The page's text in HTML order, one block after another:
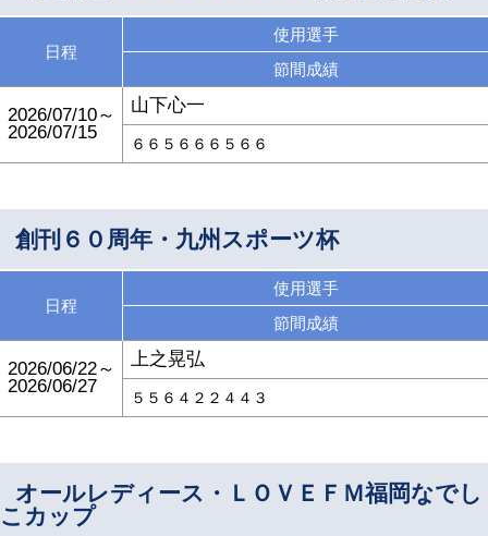
日程
使用選手
節間成績
2026/07/10～
2026/07/15
山下心一
６６５６６６５６６
創刊６０周年・九州スポーツ杯
日程
使用選手
節間成績
2026/06/22～
2026/06/27
上之晃弘
５５６４２２４４３
オールレディース・ＬＯＶＥＦＭ福岡なでし
こカップ